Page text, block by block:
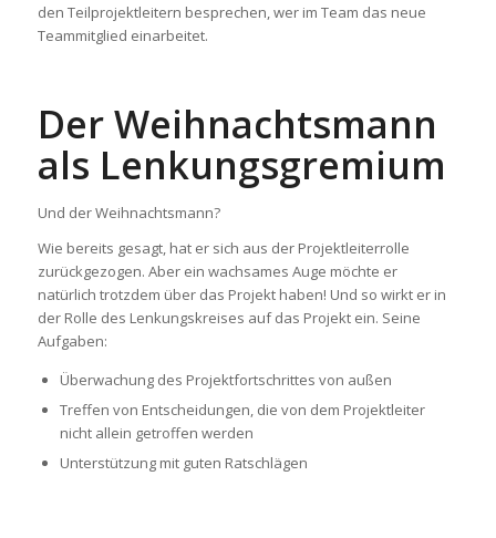
den Teilprojektleitern besprechen, wer im Team das neue
Teammitglied einarbeitet.
Der Weihnachtsmann
als Lenkungsgremium
Und der Weihnachtsmann?
Wie bereits gesagt, hat er sich aus der Projektleiterrolle
zurückgezogen. Aber ein wachsames Auge möchte er
natürlich trotzdem über das Projekt haben! Und so wirkt er in
der Rolle des Lenkungskreises auf das Projekt ein. Seine
Aufgaben:
Überwachung des Projektfortschrittes von außen
Treffen von Entscheidungen, die von dem Projektleiter
nicht allein getroffen werden
Unterstützung mit guten Ratschlägen